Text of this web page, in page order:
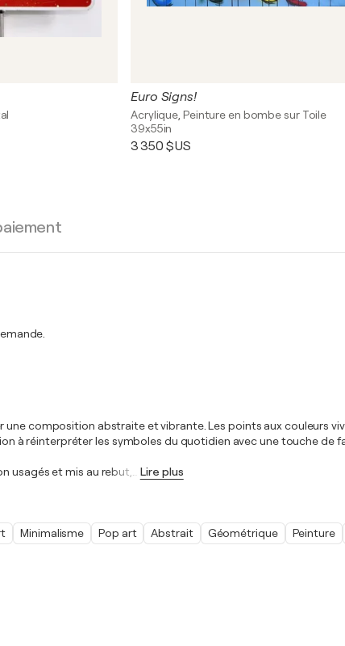
Euro Signs!
Acrylique, Peinture en bombe sur Toile
39x55in
3 350 $US
composition abstraite et vibrante. Les points aux couleurs
à réinterpréter les symboles du quotidien avec une touche de
usagés et mis au rebut, Lire plus
Minimalisme Pop art Abstrait Géométrique Peinture